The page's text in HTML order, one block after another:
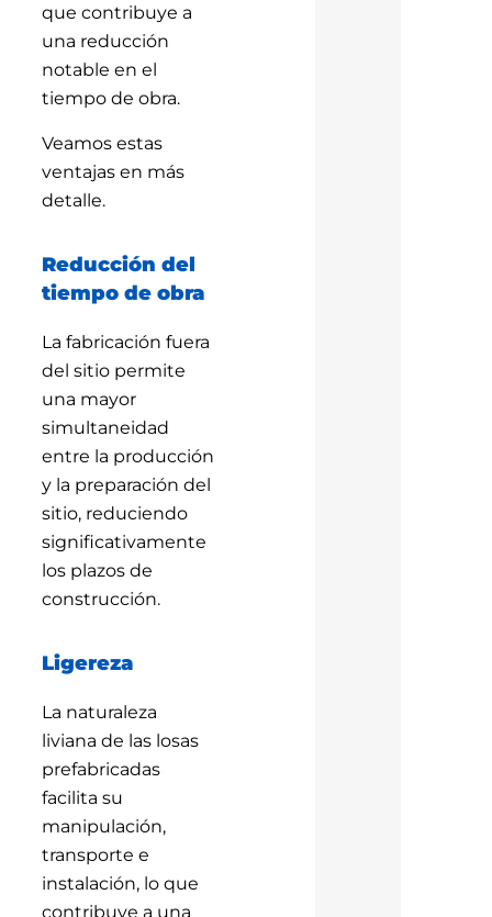
que contribuye a
una reducción
notable en el
tiempo de obra.
Veamos estas
ventajas en más
detalle.
Reducción del
tiempo de obra
La fabricación fuera
del sitio permite
una mayor
simultaneidad
entre la producción
y la preparación del
sitio, reduciendo
significativamente
los plazos de
construcción.
Ligereza
La naturaleza
liviana de las losas
prefabricadas
facilita su
manipulación,
transporte e
instalación, lo que
contribuye a una